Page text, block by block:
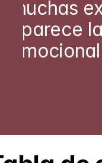
muchas
aparece